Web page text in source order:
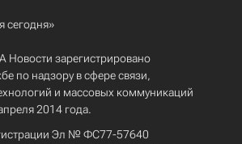
сегодня»
Новости зарегистрировано
по надзору в сфере связи,
и массовых коммуникаций
2014 года.
Эл № ФС77-57640